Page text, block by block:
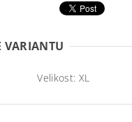
VARIANTU
Velikost: XL